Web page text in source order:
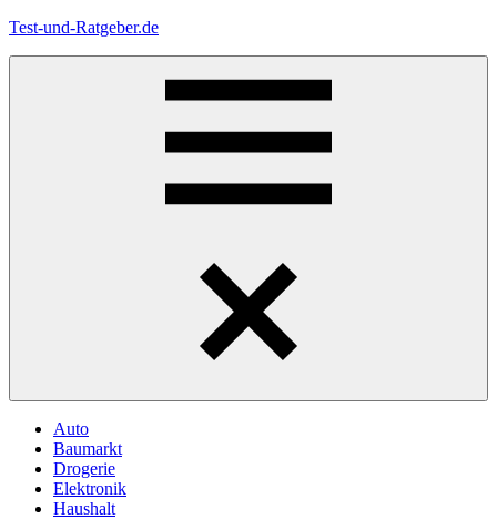
Zum
Test-und-Ratgeber.de
Auto
Baumarkt
Drogerie
Elektronik
Haushalt